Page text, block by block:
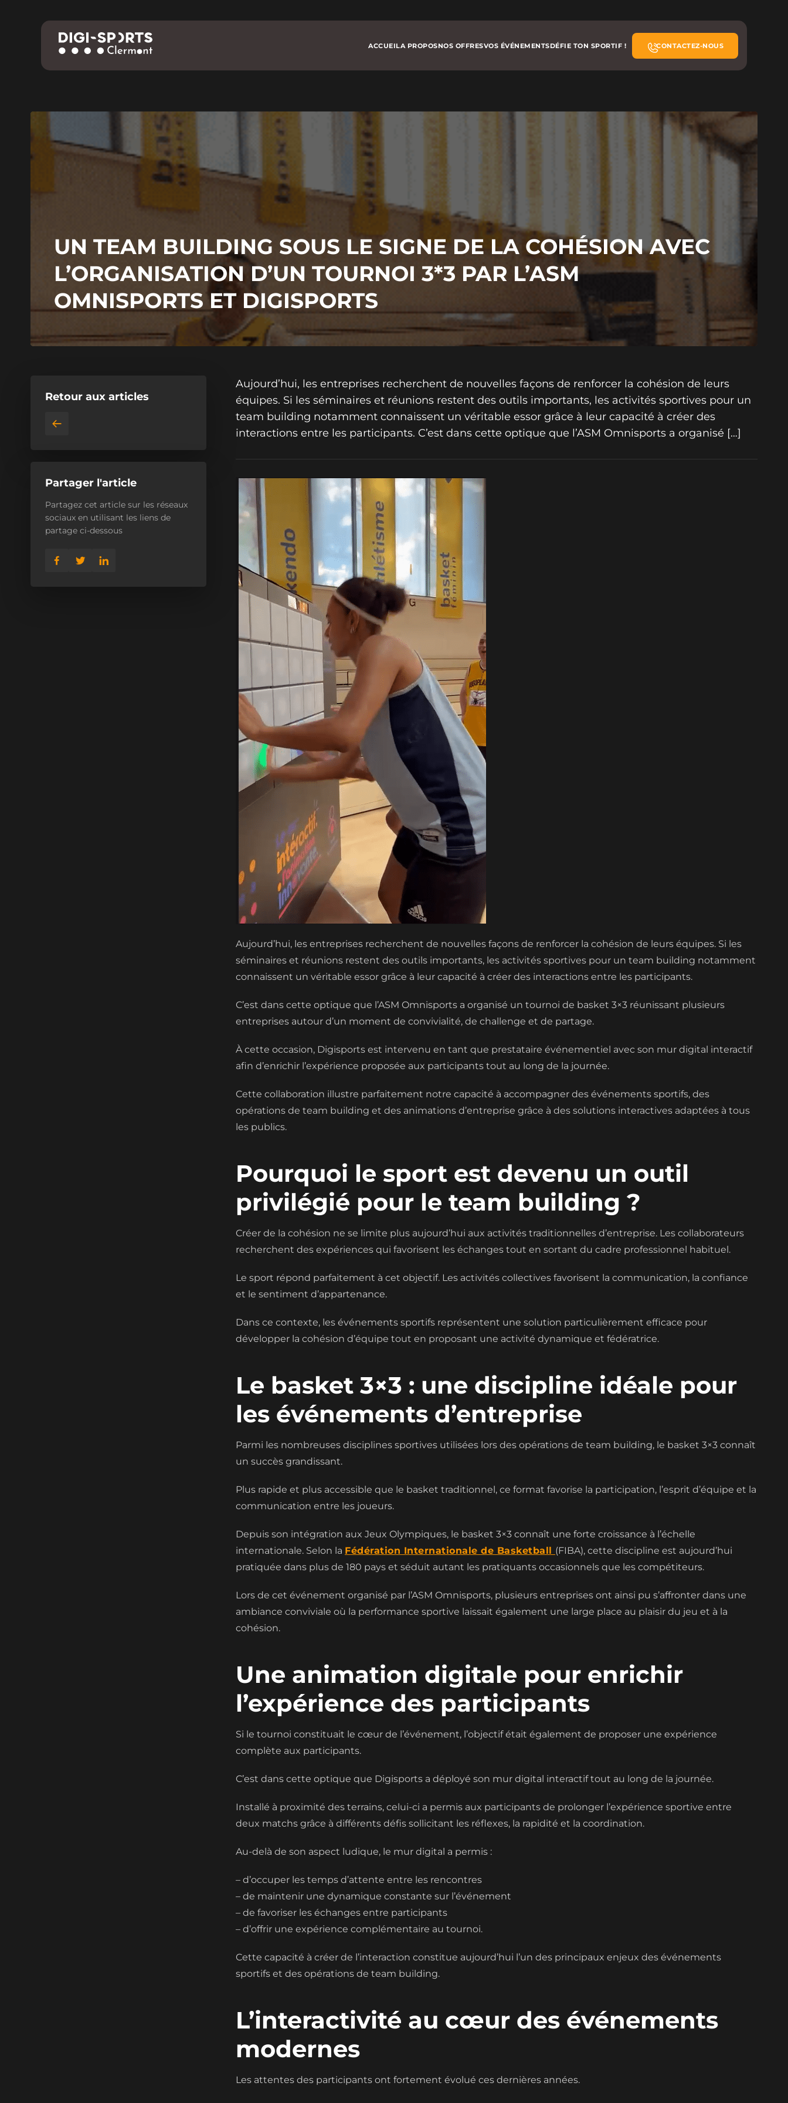
ACCUEILA PROPOSNOS OFFRESVOS ÉVÉNEMENTSDÉFIE TON SPORTIF ! CONTACTEZ-NOUS
UN TEAM BUILDING SOUS LE SIGNE DE LA COHÉSION AVEC
L’ORGANISATION D’UN TOURNOI 3*3 PAR L’ASM
OMNISPORTS ET DIGISPORTS
Retour aux articles
Partager l'article
Partagez cet article sur les réseaux
sociaux en utilisant les liens de
partage ci-dessous
Aujourd’hui, les entreprises recherchent de nouvelles façons de renforcer la cohésion de leurs
équipes. Si les séminaires et réunions restent des outils importants, les activités sportives pour un
team building notamment connaissent un véritable essor grâce à leur capacité à créer des
interactions entre les participants. C’est dans cette optique que l’ASM Omnisports a organisé […]
Aujourd’hui, les entreprises recherchent de nouvelles façons de renforcer la cohésion de leurs équipes. Si les
séminaires et réunions restent des outils importants, les activités sportives pour un team building notamment
connaissent un véritable essor grâce à leur capacité à créer des interactions entre les participants.
C’est dans cette optique que l’ASM Omnisports a organisé un tournoi de basket 3×3 réunissant plusieurs
entreprises autour d’un moment de convivialité, de challenge et de partage.
À cette occasion, Digisports est intervenu en tant que prestataire événementiel avec son mur digital interactif
afin d’enrichir l’expérience proposée aux participants tout au long de la journée.
Cette collaboration illustre parfaitement notre capacité à accompagner des événements sportifs, des
opérations de team building et des animations d’entreprise grâce à des solutions interactives adaptées à tous
les publics.
Pourquoi le sport est devenu un outil
privilégié pour le team building ?
Créer de la cohésion ne se limite plus aujourd’hui aux activités traditionnelles d’entreprise. Les collaborateurs
recherchent des expériences qui favorisent les échanges tout en sortant du cadre professionnel habituel.
Le sport répond parfaitement à cet objectif. Les activités collectives favorisent la communication, la confiance
et le sentiment d’appartenance.
Dans ce contexte, les événements sportifs représentent une solution particulièrement efficace pour
développer la cohésion d’équipe tout en proposant une activité dynamique et fédératrice.
Le basket 3×3 : une discipline idéale pour
les événements d’entreprise
Parmi les nombreuses disciplines sportives utilisées lors des opérations de team building, le basket 3×3 connaît
un succès grandissant.
Plus rapide et plus accessible que le basket traditionnel, ce format favorise la participation, l’esprit d’équipe et la
communication entre les joueurs.
Depuis son intégration aux Jeux Olympiques, le basket 3×3 connaît une forte croissance à l’échelle
internationale. Selon la Fédération Internationale de Basketball (FIBA), cette discipline est aujourd’hui
pratiquée dans plus de 180 pays et séduit autant les pratiquants occasionnels que les compétiteurs.
Lors de cet événement organisé par l’ASM Omnisports, plusieurs entreprises ont ainsi pu s’affronter dans une
ambiance conviviale où la performance sportive laissait également une large place au plaisir du jeu et à la
cohésion.
Une animation digitale pour enrichir
l’expérience des participants
Si le tournoi constituait le cœur de l’événement, l’objectif était également de proposer une expérience
complète aux participants.
C’est dans cette optique que Digisports a déployé son mur digital interactif tout au long de la journée.
Installé à proximité des terrains, celui-ci a permis aux participants de prolonger l’expérience sportive entre
deux matchs grâce à différents défis sollicitant les réflexes, la rapidité et la coordination.
Au-delà de son aspect ludique, le mur digital a permis :
– d’occuper les temps d’attente entre les rencontres
– de maintenir une dynamique constante sur l’événement
– de favoriser les échanges entre participants
– d’offrir une expérience complémentaire au tournoi.
Cette capacité à créer de l’interaction constitue aujourd’hui l’un des principaux enjeux des événements
sportifs et des opérations de team building.
L’interactivité au cœur des événements
modernes
Les attentes des participants ont fortement évolué ces dernières années.